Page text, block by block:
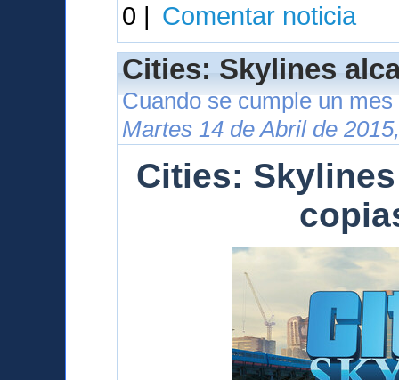
0 | Comentar noticia
Cities: Skylines
Cuando se cumple un
Martes 14 de Abril de
Cities: